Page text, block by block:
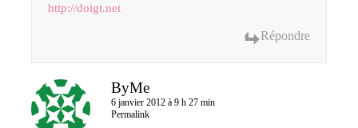
http://doigt.net
Répondre
ByMe
6 janvier 2012 à 9 h 27 min
Permalink